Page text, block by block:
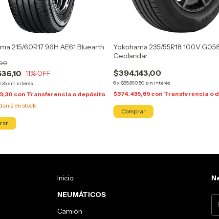
215/60R17 96H AE61 Bluearth
11% OFF
sin interés
con Transferencia o depósito
2en stock!
Yokohama 235/55R18 100V
Geolandar
$394.143,00
6x $65.690,50 sin interés
$374.435,85 con Transferencia o
Inicio
NEUMÁTICOS
Camión